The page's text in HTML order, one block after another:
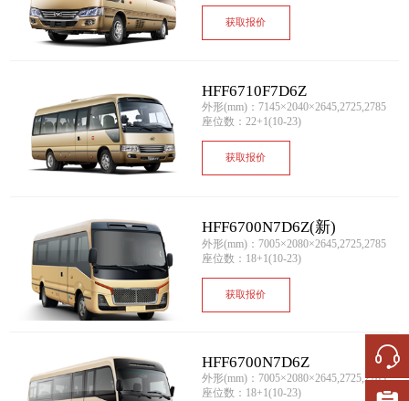
获取报价
HFF6710F7D6Z
外形(mm)：7145×2040×2645,2725,2785
座位数：22+1(10-23)
获取报价
HFF6700N7D6Z(新)
外形(mm)：7005×2080×2645,2725,2785
座位数：18+1(10-23)
获取报价
HFF6700N7D6Z
外形(mm)：7005×2080×2645,2725,2785
座位数：18+1(10-23)